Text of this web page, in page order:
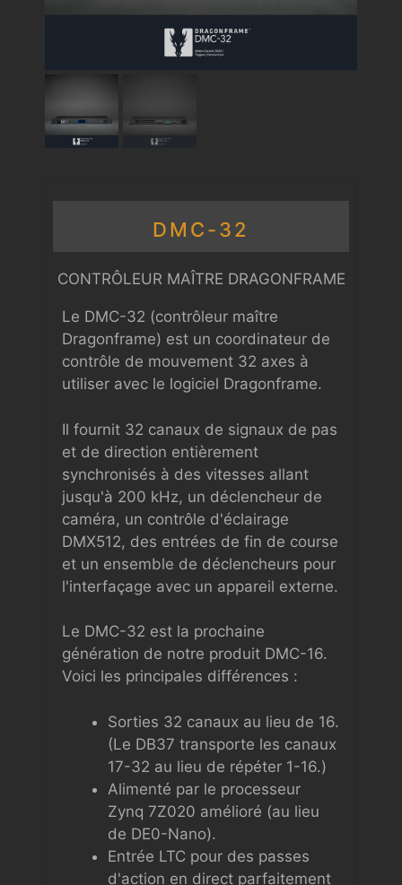
DMC-32
CONTRÔLEUR MAÎTRE DRAGONFRAME
Le DMC-32 (contrôleur maître
Dragonframe) est un coordinateur de
contrôle de mouvement 32 axes à
utiliser avec le logiciel Dragonframe.
Il fournit 32 canaux de signaux de pas
et de direction entièrement
synchronisés à des vitesses allant
jusqu'à 200 kHz, un déclencheur de
caméra, un contrôle d'éclairage
DMX512, des entrées de fin de course
et un ensemble de déclencheurs pour
l'interfaçage avec un appareil externe.
Le DMC-32 est la prochaine
génération de notre produit DMC-16.
Voici les principales différences :
Sorties 32 canaux au lieu de 16.
(Le DB37 transporte les canaux
17-32 au lieu de répéter 1-16.)
Alimenté par le processeur
Zynq 7Z020 amélioré (au lieu
de DE0-Nano).
Entrée LTC pour des passes
d'action en direct parfaitement